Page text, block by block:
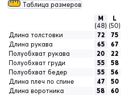
Таблица размеров
M
(48)
L
(50)
Длина толстовки
72 75
Длина рукава
65 67
Полуобхват рукава
20 22
Полуобхват груди
55 58
Полуобхват бедер
55 56
Длина плеч по спине
47 50
Длина воротника
58 60